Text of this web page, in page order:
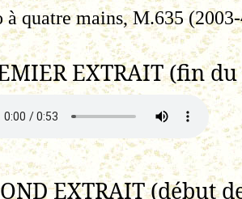
à quatre mains, M.635
EXTRAIT (fin
EXTRAIT (début